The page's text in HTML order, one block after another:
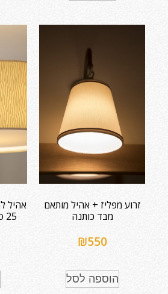
זרוע מפליז + אהיל מותאם
מבד כותנה
₪550
הוספה לסל
25 ס"מ + מכסה תחתון